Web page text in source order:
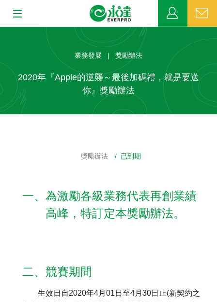
MDRT
網站連結
業務發展 | 獎勵辦法
2020年『Apple的逆襲～最後加碼禮，就是要送
你』獎勵辦法
獎勵辦法 / 已到期
一、為激勵各級業務代表再創業績
高峰，特訂定本獎勵辦法。
二、競賽期間
生效日自2020年4月01日至4月30日止(新契約之